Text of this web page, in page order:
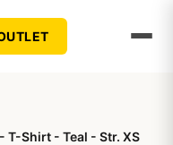
T-Shirt - Teal - Str. XS